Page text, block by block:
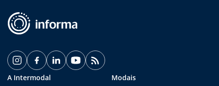
A Intermodal Modais